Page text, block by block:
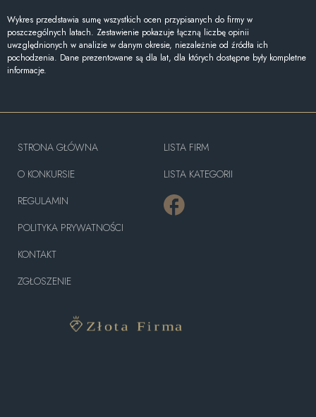
Wykres przedstawia sumę wszystkich ocen przypisanych do firmy w
poszczególnych latach. Zestawienie pokazuje łączną liczbę opinii
uwzględnionych w analizie w danym okresie, niezależnie od źródła ich
pochodzenia. Dane prezentowane są dla lat, dla których dostępne były kompletne
informacje.
STRONA GŁÓWNA
O KONKURSIE
REGULAMIN
POLITYKA PRYWATNOŚCI
KONTAKT
ZGŁOSZENIE
LISTA FIRM
LISTA KATEGORII